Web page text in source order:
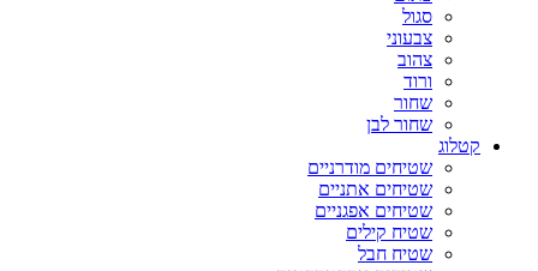
סגול
צבעוני
צהוב
ורוד
שחור
שחור לבן
קטלוג
שטיחים מודרניים
שטיחים אתניים
שטיחים אפגניים
שטיח קילים
שטיח חבל